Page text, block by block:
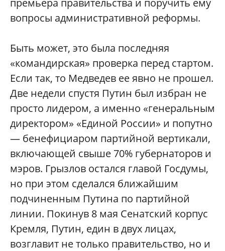
премьера правительства и поручить ему
вопросы административной реформы.
Быть может, это была последняя
«командирская» проверка перед стартом.
Если так, то Медведев ее явно не прошел.
Две недели спустя Путин был избран не
просто лидером, а именно «генеральным
директором» «Единой России» и попутно
— бенефициаром партийной вертикали,
включающей свыше 70% губернаторов и
мэров. Грызлов остался главой Госдумы,
но при этом сделался ближайшим
подчиненным Путина по партийной
линии. Покинув 8 мая Сенатский корпус
Кремля, Путин, един в двух лицах,
возглавит не только правительство, но и